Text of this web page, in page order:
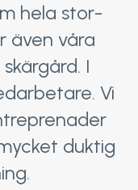
hela stor-
även våra
I
Vi
duktig